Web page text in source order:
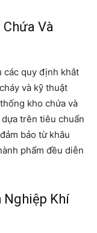
Và
các quy định khắt
và kỹ thuật
kho chứa và
trên tiêu chuẩn
bảo từ khâu
phẩm đều diễn
Nghiệp Khí